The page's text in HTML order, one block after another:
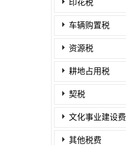
印花税
车辆购置税
资源税
耕地占用税
契税
文化事业建设费
其他税费